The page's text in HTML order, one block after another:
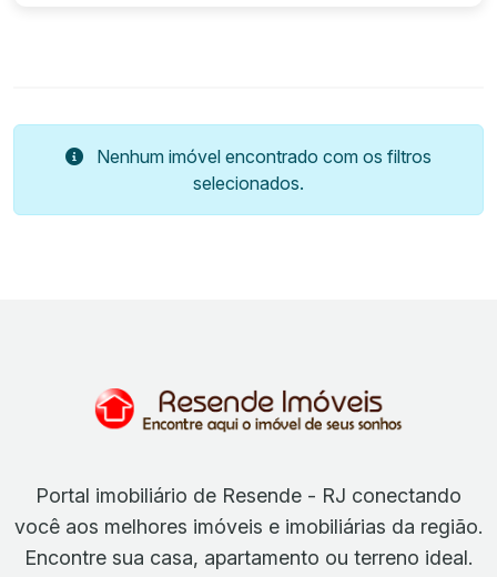
Nenhum imóvel encontrado com os filtros
selecionados.
Portal imobiliário de Resende - RJ conectando
você aos melhores imóveis e imobiliárias da região.
Encontre sua casa, apartamento ou terreno ideal.